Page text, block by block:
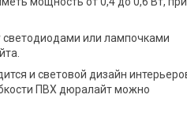
светодиодами или лампочками
и световой дизайн
ПВХ дюралайт можно